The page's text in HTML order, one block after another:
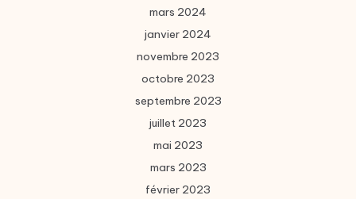
mars 2024
janvier 2024
novembre 2023
octobre 2023
septembre 2023
juillet 2023
mai 2023
mars 2023
février 2023